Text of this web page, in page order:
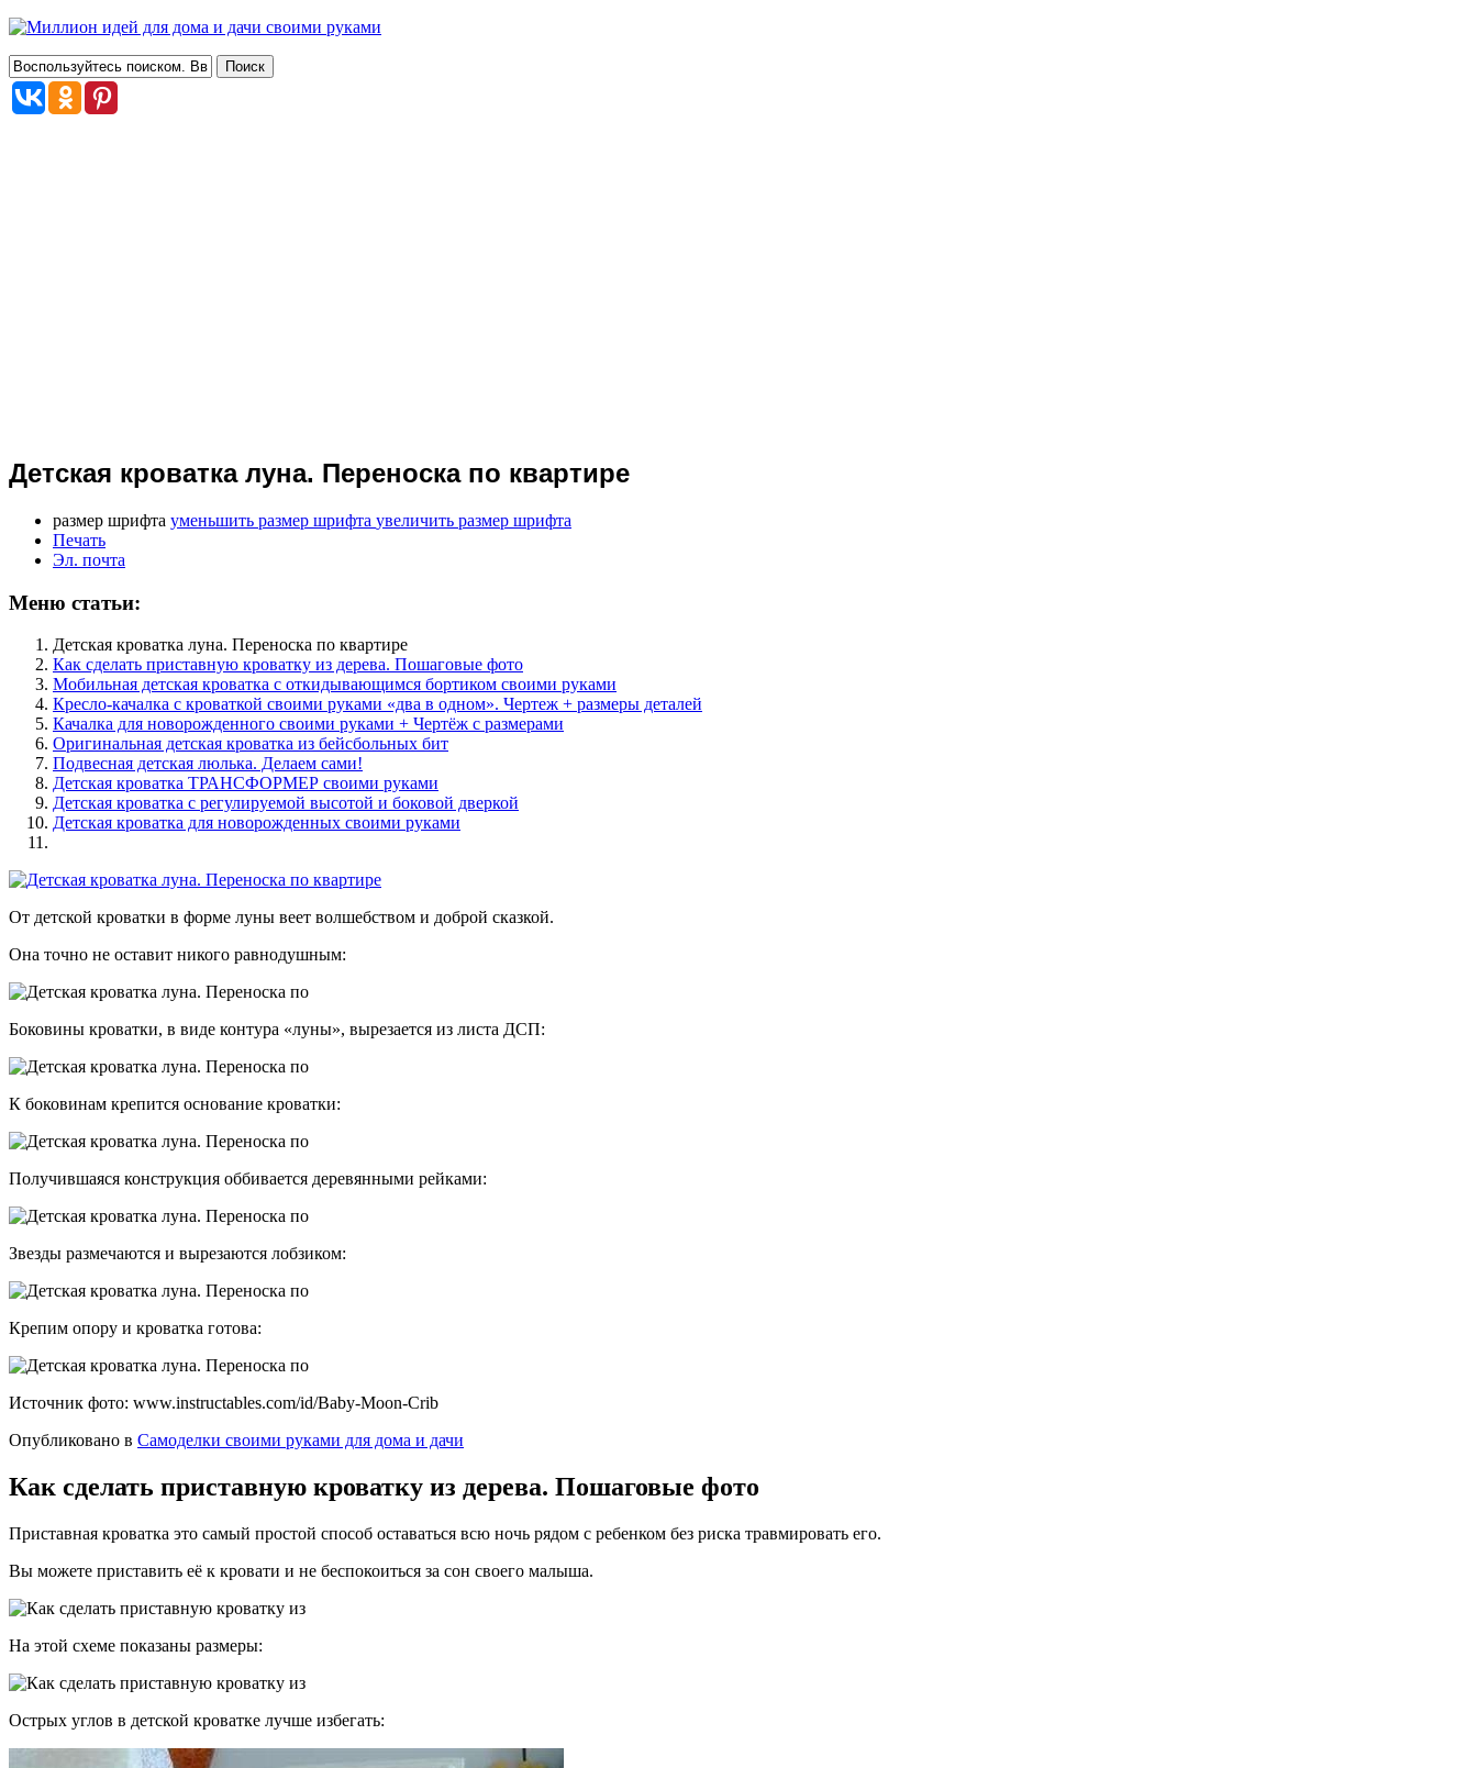
Детская кроватка луна. Переноска по квартире
размер шрифта уменьшить размер шрифта увеличить размер шрифта
Печать
Эл. почта
Меню статьи:
Детская кроватка луна. Переноска по квартире
Как сделать приставную кроватку из дерева. Пошаговые фото
Мобильная детская кроватка с откидывающимся бортиком своими руками
Кресло-качалка с кроваткой своими руками «два в одном». Чертеж + размеры деталей
Качалка для новорожденного своими руками + Чертёж с размерами
Оригинальная детская кроватка из бейсбольных бит
Подвесная детская люлька. Делаем сами!
Детская кроватка ТРАНСФОРМЕР своими руками
Детская кроватка с регулируемой высотой и боковой дверкой
Детская кроватка для новорожденных своими руками
От детской кроватки в форме луны веет волшебством и доброй сказкой.
Она точно не оставит никого равнодушным:
Боковины кроватки, в виде контура «луны», вырезается из листа ДСП:
К боковинам крепится основание кроватки:
Получившаяся конструкция оббивается деревянными рейками:
Звезды размечаются и вырезаются лобзиком:
Крепим опору и кроватка готова:
Источник фото: www.instructables.com/id/Baby-Moon-Crib
Опубликовано в Самоделки своими руками для дома и дачи
Как сделать приставную кроватку из дерева. Пошаговые фото
Приставная кроватка это самый простой способ оставаться всю ночь рядом с ребенком без риска травмировать его.
Вы можете приставить её к кровати и не беспокоиться за сон своего малыша.
На этой схеме показаны размеры:
Острых углов в детской кроватке лучше избегать: